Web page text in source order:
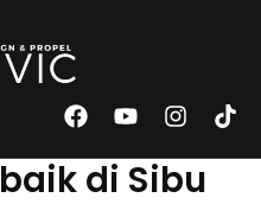
F
c
e
Y
u
t
I
s
t
T
k
di Sibu